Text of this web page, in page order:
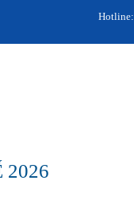
Hotline:
2026